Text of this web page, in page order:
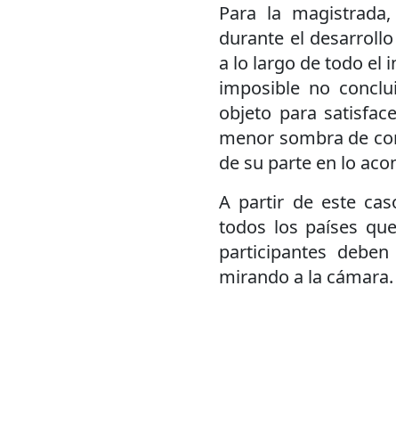
Para la
durante el
a lo largo de todo el
imposible no
objeto para
menor sombra de
de su parte en lo
A partir de este
todos los países
participantes
mirando a la cámara.